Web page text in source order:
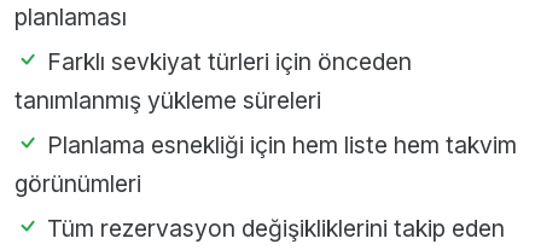
planlaması
Farklı sevkiyat türleri için önceden
tanımlanmış yükleme süreleri
Planlama esnekliği için hem liste hem takvim
görünümleri
Tüm rezervasyon değişikliklerini takip eden